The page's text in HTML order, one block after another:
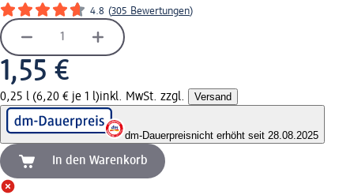
4.8 (305 Bewertungen)
1,55 €
0,25 l (6,20 € je 1 l)inkl. MwSt. zzgl. Versand
dm-Dauerpreisnicht erhöht seit 28.08.2025
In den Warenkorb